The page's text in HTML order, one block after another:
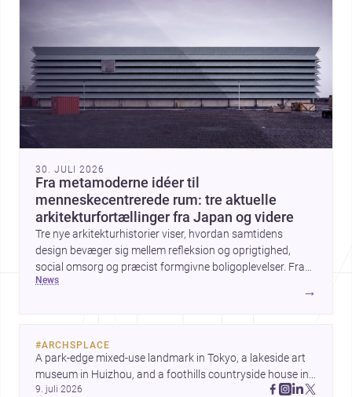
30. JULI 2026
Fra metamoderne idéer til
menneskecentrerede rum: tre aktuelle
arkitekturfortællinger fra Japan og videre
Tre nye arkitekturhistorier viser, hvordan samtidens
design bevæger sig mellem refleksion og oprigtighed,
social omsorg og præcist formgivne boligoplevelser. Fra
den teoretiske diskussion om metamodernisme til et
news
→
#ARCHSPLACE
A park-edge mixed-use landmark in Tokyo, a lakeside art
museum in Huizhou, and a foothills countryside house in
Cayambe show architecture shaping place, culture, and
9. juli 2026